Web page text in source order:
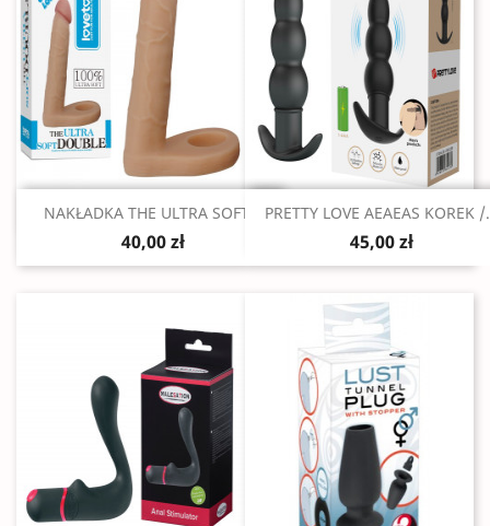
Szybki podgląd
NAKŁADKA THE ULTRA SOFT...
40,00 zł
Szybki podgląd
PRETTY LOVE AEAEAS KOREK
45,00 zł